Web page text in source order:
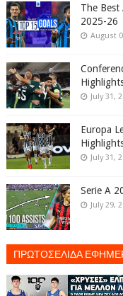
The Best
2025-26
August
July 31,
Europa
July 31,
Serie A
July 29,
ΠΡΩΤΟΣΕΛΙΔΑ